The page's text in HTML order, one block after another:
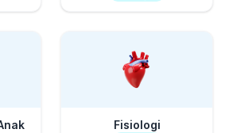
Fisiologi